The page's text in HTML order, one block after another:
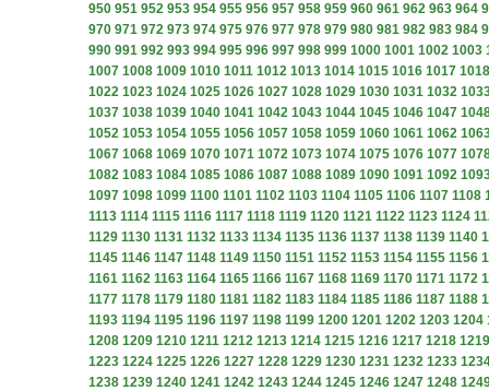
950 951 952 953 954 955 956 957 958 959 960 961 962 963 964
970 971 972 973 974 975 976 977 978 979 980 981 982 983 984
990 991 992 993 994 995 996 997 998 999 1000 1001 1002 1003
1007 1008 1009 1010 1011 1012 1013 1014 1015 1016 1017 1018
1022 1023 1024 1025 1026 1027 1028 1029 1030 1031 1032
1037 1038 1039 1040 1041 1042 1043 1044 1045 1046 1047
1052 1053 1054 1055 1056 1057 1058 1059 1060 1061 1062
1067 1068 1069 1070 1071 1072 1073 1074 1075 1076 1077
1082 1083 1084 1085 1086 1087 1088 1089 1090 1091 1092
1097 1098 1099 1100 1101 1102 1103 1104 1105 1106 1107 1108
1113 1114 1115 1116 1117 1118 1119 1120 1121 1122 1123 1124
1129 1130 1131 1132 1133 1134 1135 1136 1137 1138 1139 1140
1145 1146 1147 1148 1149 1150 1151 1152 1153 1154 1155 1156
1161 1162 1163 1164 1165 1166 1167 1168 1169 1170 1171 1172
1177 1178 1179 1180 1181 1182 1183 1184 1185 1186 1187 1188
1193 1194 1195 1196 1197 1198 1199 1200 1201 1202 1203 1204
1208 1209 1210 1211 1212 1213 1214 1215 1216 1217 1218 1219
1223 1224 1225 1226 1227 1228 1229 1230 1231 1232 1233
1238 1239 1240 1241 1242 1243 1244 1245 1246 1247 1248